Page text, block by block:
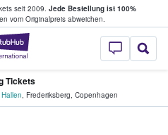
seit 2009. Jede Bestellung ist 100%
vom Originalpreis abweichen.
StubHub - Wo
Tickets
, Frederiksberg, Copenhagen